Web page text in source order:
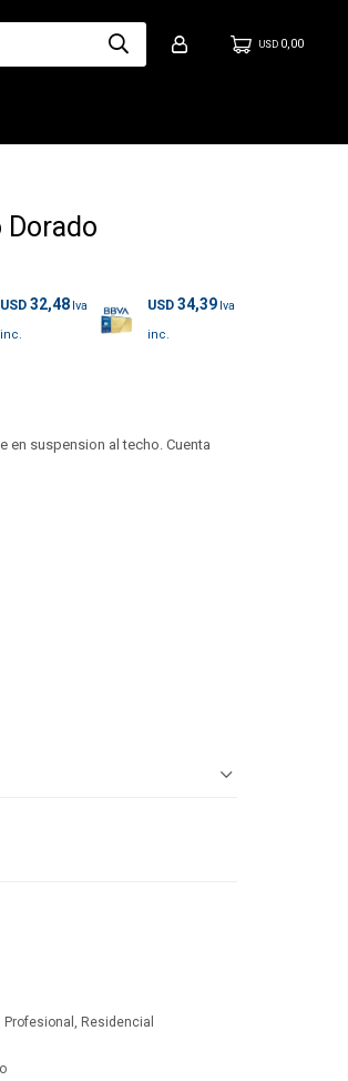
USD 0,00
Dorado
USD 32,48 USD 34,39
en suspension al techo. Cuenta
Profesional, Residencial